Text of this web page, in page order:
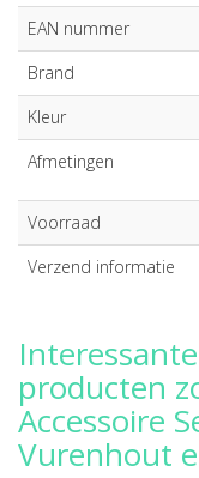
EAN nummer
Brand
Kleur
Afmetingen
Voorraad
Verzend informatie
producten
Accessoire
Vurenhout